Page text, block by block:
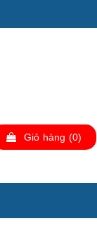
Giỏ hàng (0)